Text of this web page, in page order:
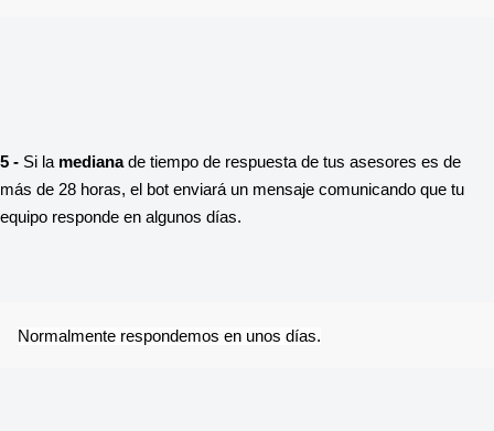
5 - Si la mediana de tiempo de respuesta de tus asesores es de
más de 28 horas, el bot enviará un mensaje comunicando que tu
equipo responde en algunos días.
Normalmente respondemos en unos días.